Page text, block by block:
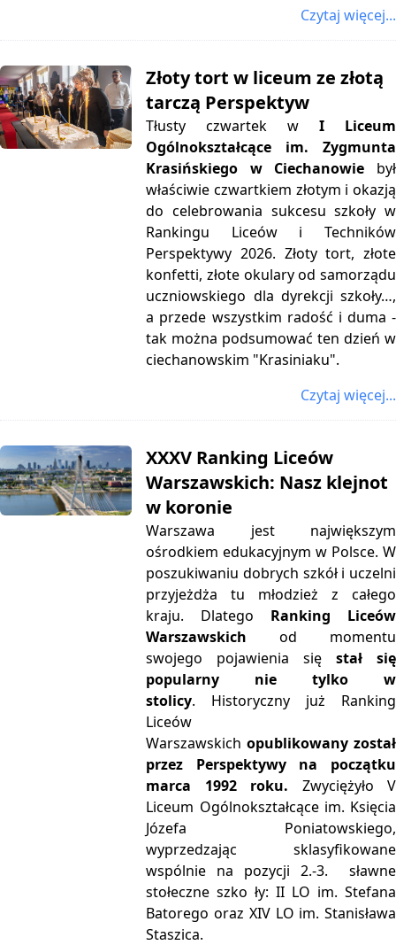
Czytaj więcej...
Złoty tort w liceum ze złotą
tarczą Perspektyw
Tłusty czwartek wI Liceum
Ogólnokształcące im. Zygmunta
Krasińskiego w Ciechanowie był
właściwie czwartkiem złotym i okazją
do celebrowania sukcesu szkoły w
Rankingu Liceów i Techników
Perspektywy 2026. Złoty tort, złote
konfetti, złote okulary od samorządu
uczniowskiego dla dyrekcji szkoły…,
a przede wszystkim radość i duma -
tak można podsumować ten dzień w
ciechanowskim "Krasiniaku".
Czytaj więcej...
XXXV Ranking Liceów
Warszawskich: Nasz klejnot
w koronie
Warszawa jest największym
ośrodkiem edukacyjnym w Polsce. W
poszukiwaniu dobrych szkół i uczelni
przyjeżdża tu młodzież z całego
kraju. Dlatego Ranking Liceów
Warszawskich od momentu
swojego pojawienia sięstał się
popularny nie tylko w
stolicy. Historyczny już Ranking
Liceów
Warszawskichopublikowany został
przez Perspektywy na początku
marca 1992 roku. Zwyciężyło V
Liceum Ogólnokształcące im. Księcia
Józefa Poniatowskiego,
wyprzedzając sklasyfikowane
wspólnie na pozycji 2.-3. sławne
stołeczne szko ły: II LO im. Stefana
Batorego oraz XIV LO im. Stanisława
Staszica.